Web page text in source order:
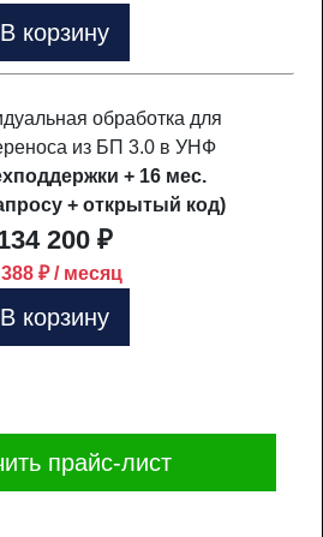
В корзину
обработка для
из БП 3.0 в УНФ
+ 16 мес.
+ открытый код)
200 ₽
₽ / месяц
В корзину
прайс-лист